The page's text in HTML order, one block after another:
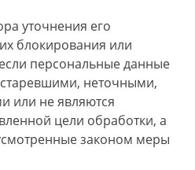
уточнения его
блокирования или
персональные данные
неточными,
или не являются
цели обработки, а
законом меры